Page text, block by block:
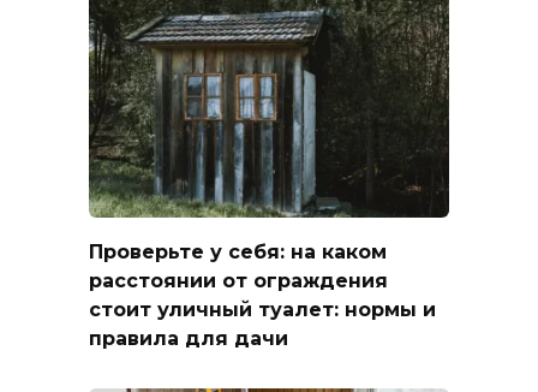
Проверьте у себя: на каком
расстоянии от ограждения
стоит уличный туалет: нормы и
правила для дачи